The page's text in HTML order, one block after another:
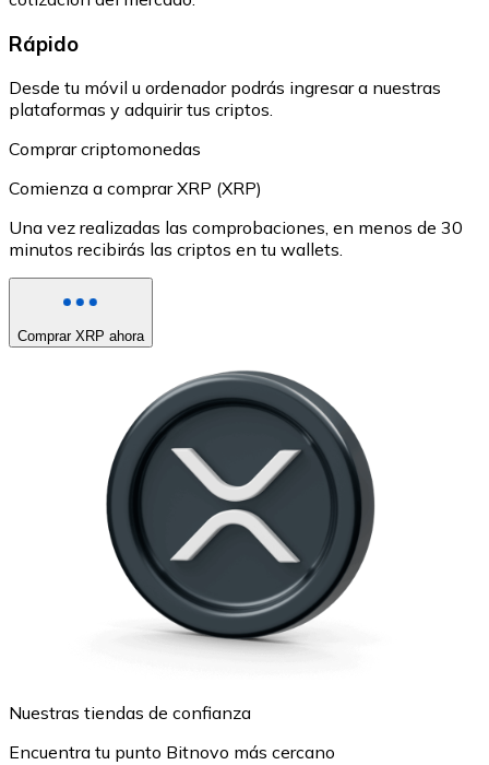
Rápido
Desde tu móvil u ordenador podrás ingresar a nuestras
plataformas y adquirir tus criptos.
Comprar criptomonedas
Comienza a comprar XRP (XRP)
Una vez realizadas las comprobaciones, en menos de 30
minutos recibirás las criptos en tu wallets.
Comprar XRP ahora
Nuestras tiendas de confianza
Encuentra tu punto Bitnovo más cercano